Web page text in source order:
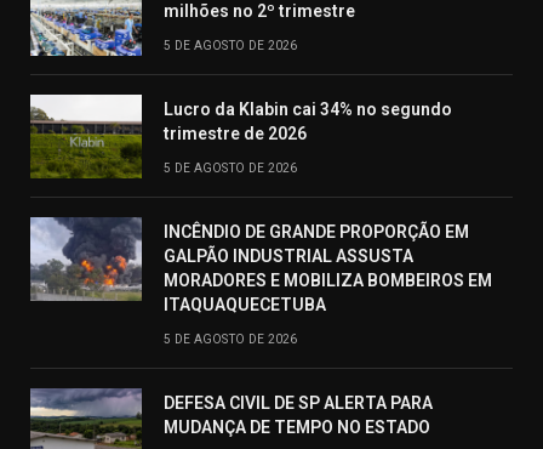
milhões no 2º trimestre
5 DE AGOSTO DE 2026
Lucro da Klabin cai 34% no segundo
trimestre de 2026
5 DE AGOSTO DE 2026
INCÊNDIO DE GRANDE PROPORÇÃO EM
GALPÃO INDUSTRIAL ASSUSTA
MORADORES E MOBILIZA BOMBEIROS EM
ITAQUAQUECETUBA
5 DE AGOSTO DE 2026
DEFESA CIVIL DE SP ALERTA PARA
MUDANÇA DE TEMPO NO ESTADO